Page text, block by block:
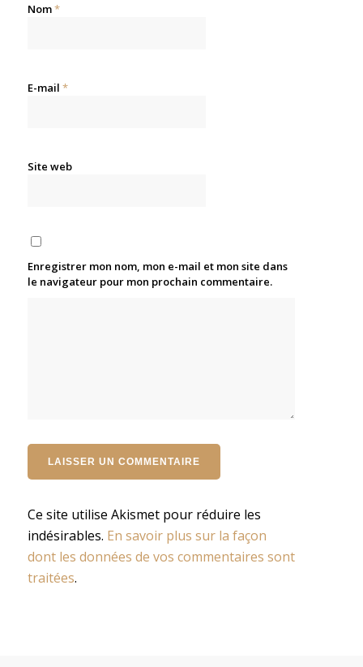
Nom*
E-mail *
Site web
Enregistrer mon nom, mon e-mail et mon site dans
le navigateur pour mon prochain commentaire.
Ce site utilise Akismet pour réduire les
indésirables. En savoir plus sur la façon
dont les données de vos commentaires sont
traitées.